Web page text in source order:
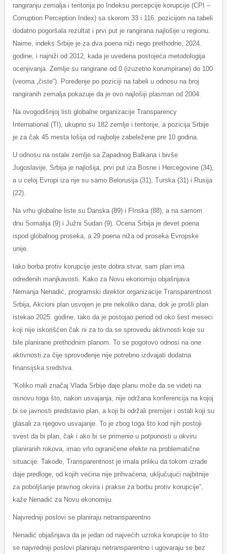
rangiranju zemalja i teritorija po Indeksu percepcije korupcije (CPI –
Corruption Perception Index) sa skorom 33 i 116. pozicijom na tabeli
dodatno pogoršala rezultat i prvi put je rangirana najlošije u regionu.
Naime, indeks Srbije je za dva poena niži nego prethodne, 2024.
godine, i najniži od 2012, kada je uvedena postojeća metodologija
ocenjivanja. Zemlje su rangirane od 0 (izuzetno korumpirane) do 100
(veoma „čiste“). Poređenje po poziciji na tabeli u odnosu na broj
rangiranih zemalja pokazuje da je ovo najlošiji plasman od 2004.
Na ovogodišnjoj listi globalne organizacije Transparency
International (TI), ukupno su 182 zemlje i teritorije, a pozicija Srbije
je za čak 45 mesta lošija od najbolje zabeležene pre 10 godina.
U odnosu na ostale zemlje sa Zapadnog Balkana i bivše
Jugoslavije, Srbija je najlošija, prvi put iza Bosne i Hercegovine (34),
a u celoj Evropi iza nje su samo Belorusija (31), Turska (31) i Rusija
(22).
Na vrhu globalne liste su Danska (89) i FInska (88), a na samom
dnu Somalija (9) i Južni Sudan (9). Ocena Srbija je devet poena
ispod globalnog proseka, a 29 poena niža od proseka Evropske
unije.
Iako borba protiv korupcije jeste dobra stvar, sam plan ima
određenih manjkavosti. Kako za Novu ekonomiju objašnjava
Nemanja Nenadić, programski direktor organizacije Transparentnost
Srbija, Akcioni plan usvojen je pre nekoliko dana, dok je prošli plan
istekao 2025. godine, tako da je postojao period od oko šest meseci
koji nije iskorišćen čak ni za to da se sprovedu aktivnosti koje su
bile planirane prethodnim planom. To se pogotovo odnosi na one
aktivnosti za čije sprovođenje nije potrebno izdvajati dodatna
finansijska sredstva.
“Koliko mali značaj Vlada Srbije daje planu može da se videti na
osnovu toga što, nakon usvajanja, nije održana konferencija na kojoj
bi se javnosti predstavio plan, a koji bi održali premijer i ostali koji su
glasali za njegovo usvajanje. To je zbog toga što kod njih postoji
svest da bi plan, čak i ako bi se primenio u potpunosti u okviru
planiranih rokova, imao vrlo ograničene efekte na problematične
situacije. Takođe, Transparentnost je imala priliku da tokom izrade
daje predloge, od kojih većina nije prihvaćena, uključujući najbitnije
za poboljšanje pravnog okvira i prakse za borbu protiv korupcije”,
kaže Nenadić za Novu ekonomiju.
Najvredniji poslovi se planiraju netransparentno
Nenadić objašnjava da je jedan od najvećih uzroka korupcije to što
se najvredniji poslovi planiraju netransparentno i ugovaraju se bez